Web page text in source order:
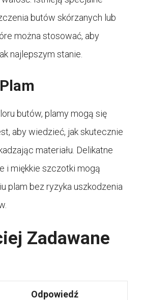
butów skórzanych lub
można stosować, aby
najlepszym stanie.
butów, plamy mogą się
aby wiedzieć, jak skutecznie
materiału. Delikatne
i miękkie szczotki mogą
plam bez ryzyka uszkodzenia
Zadawane
Odpowiedź